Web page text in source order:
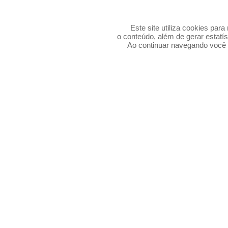
Este site utiliza cookies
o conteúdo, além de gerar
Ao continuar navegando